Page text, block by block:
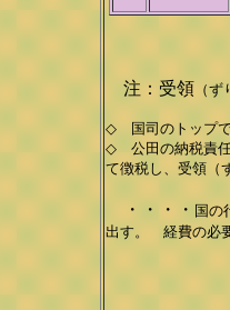
注：受領 （
◇ 国司のトップで
◇ 公田の納税責任
て徴税し、受領（
・・・・ 国の
出す。 経費の必